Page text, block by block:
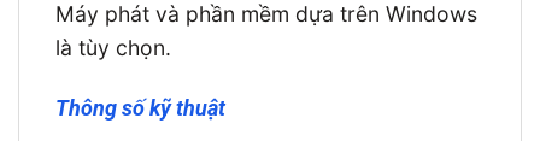
Máy phát và phần mềm dựa trên Windows
là tùy chọn.
Thông số kỹ thuật